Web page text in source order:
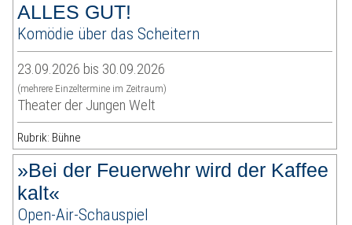
ALLES GUT!
Komödie über das Scheitern
23.09.2026 bis 30.09.2026
(mehrere Einzeltermine im Zeitraum)
Theater der Jungen Welt
Rubrik: Bühne
»Bei der Feuerwehr wird der Kaffee
kalt«
Open-Air-Schauspiel